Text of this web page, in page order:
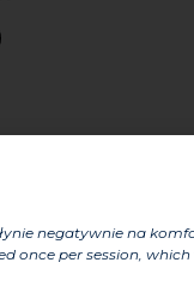
negatywnie na
once per session,